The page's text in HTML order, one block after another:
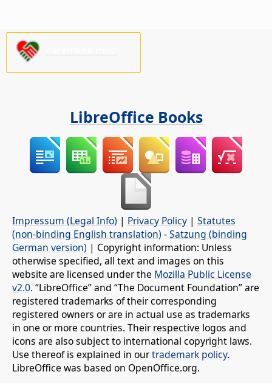
LibreOffice Books
Impressum (Legal Info) | Privacy Policy | Statutes
(non-binding English translation) -Satzung (binding
German version) | Copyright information: Unless
otherwise specified, all text and images on this
website are licensed under the Mozilla Public License
v2.0. “LibreOffice” and “The Document Foundation” are
registered trademarks of their corresponding
registered owners or are in actual use as trademarks
in one or more countries. Their respective logos and
icons are also subject to international copyright laws.
Use thereof is explained in ourtrademark policy.
LibreOffice was based on OpenOffice.org.